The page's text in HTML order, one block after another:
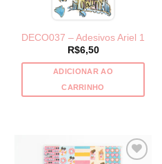
DECO037 – Adesivos Ariel 1
R$6,50
ADICIONAR AO
CARRINHO